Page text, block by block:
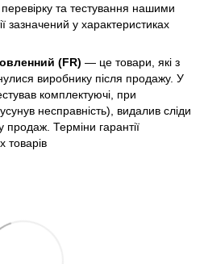
та тестування нашими
зазначений у характеристиках
(FR) — це товари, які з
виробнику після продажу. У
комплектуючі, при
несправність), видалив сліди
продаж. Терміни гарантії
товарів